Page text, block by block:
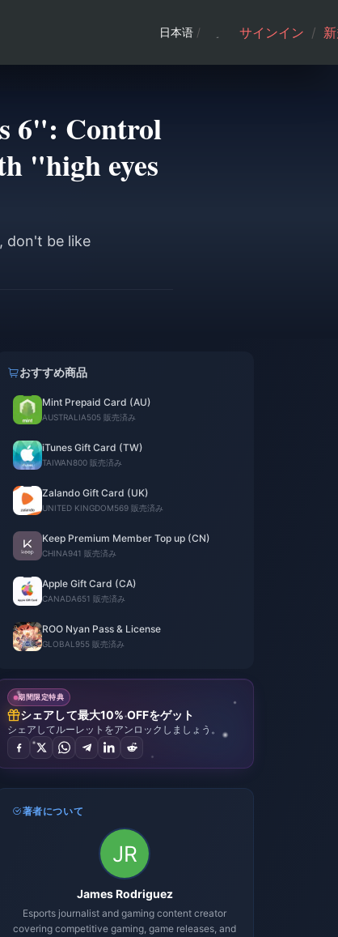
日本语 / サインイン /
6": Control
"high eyes
don't be like
おすすめ商品
Mint Prepaid Card (AU)
AUSTRALIA505 販売済み
iTunes Gift Card (TW)
TAIWAN800 販売済み
Zalando Gift Card (UK)
UNITED KINGDOM569 販売済み
Keep Premium Member Top up (CN)
CHINA941 販売済み
Apple Gift Card (CA)
CANADA651 販売済み
ROO Nyan Pass & License
GLOBAL 955 販売済み
期間限定特典
シェアして最大10% OFFをゲット
シェアしてルーレットをアンロックしましょう。
著者について
James Rodriguez
Esports journalist and gaming content creator
covering competitive gaming, game releases, and